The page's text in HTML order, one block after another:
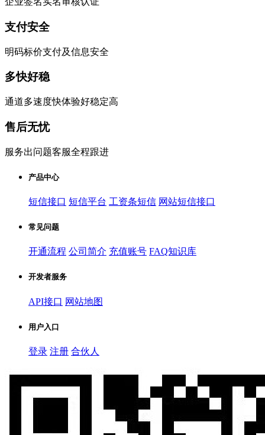
支付安全
明码标价支付及信息安全
多快好稳
通道多速度快体验好稳定高
售后无忧
服务出问题客服全程跟进
产品中心
短信接口 短信平台 工资条短信 网站短信接口
常见问题
开通流程 公司简介 充值账号 FAQ知识库
开发者服务
API接口 网站地图
用户入口
登录 注册 合伙人